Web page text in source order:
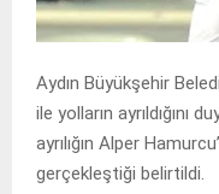
Aydın Büyükşehir
ile yolların ayrıldığını
ayrılığın Alper
gerçekleştiği belirtildi.